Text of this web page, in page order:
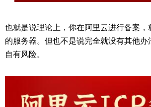
也就是说理论上，你在阿里云进行备案，
的服务器。但也不是说完全就没有其他办
自有风险。